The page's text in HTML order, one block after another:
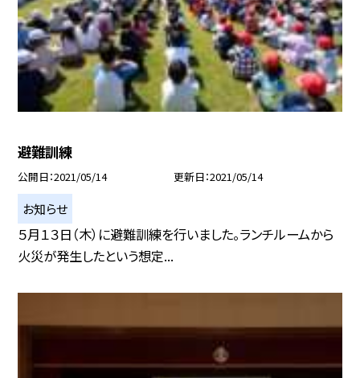
避難訓練
公開日 2021/05/14 更新日 2021/05/14
お知らせ
５月１３日（木）に避難訓練を行いました。ランチルームから
火災が発生したという想定...